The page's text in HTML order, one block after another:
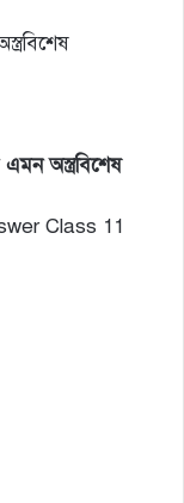
অস্ত্রবিশেষ
Class 11